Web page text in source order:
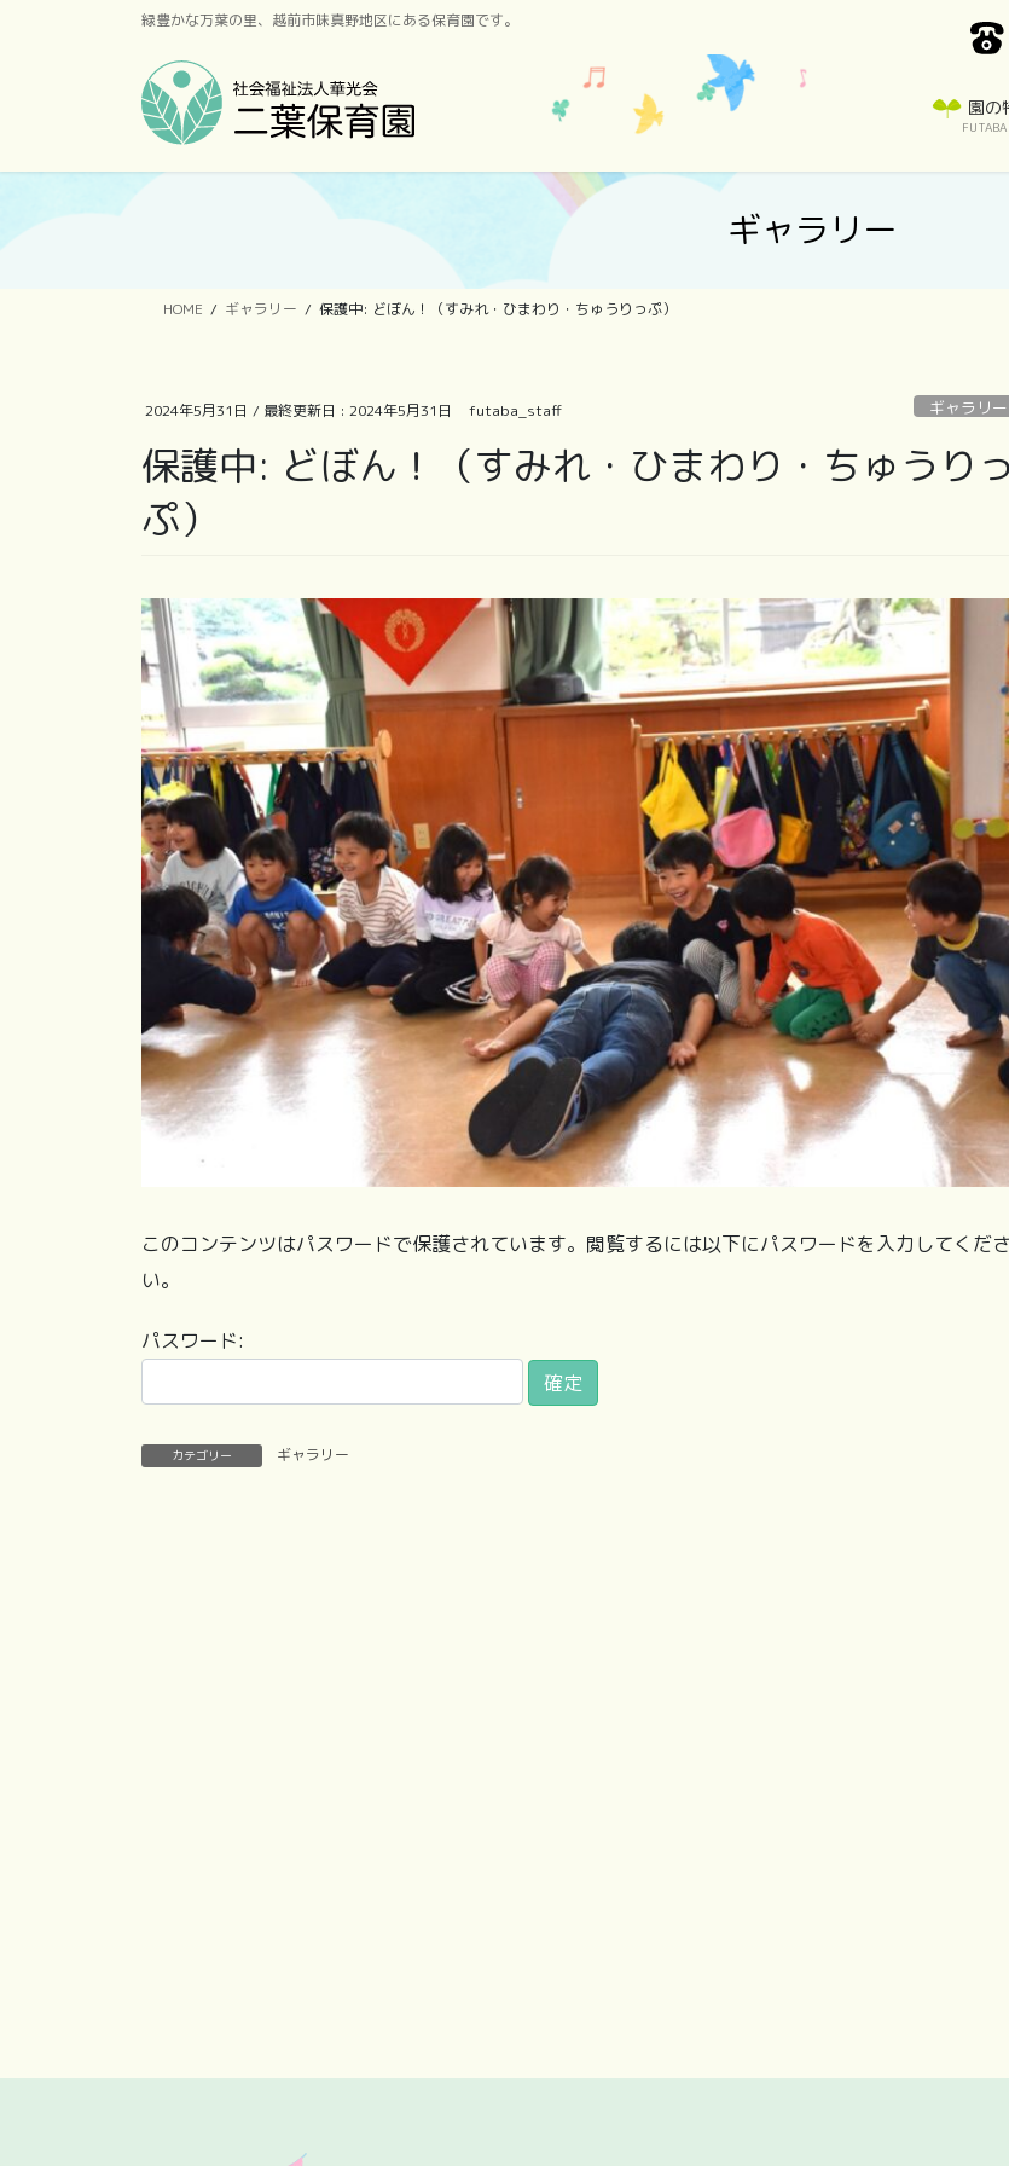
移
緑豊かな万葉の里、越前市味真野地区にある保育園です。
園の
FUTABA
ギャラリー
HOME ギャラリー 保護中: どぼん！（すみれ・ひまわり・ちゅうりっぷ）
2024年5月31日 / 最終更新日 : 2024年5月31日 futaba_staff ギャラリー
保護中: どぼん！（すみれ・ひまわり・ちゅうりっ
ぷ）
このコンテンツはパスワードで保護されています。閲覧するには以下にパスワードを入力してくださ
い。
パスワード:
カテゴリー ギャラリー